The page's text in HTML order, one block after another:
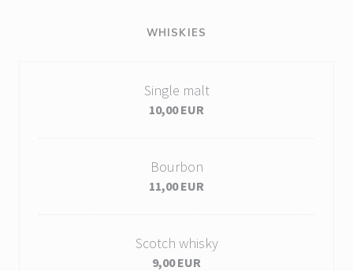
WHISKIES
Single malt
10,00 EUR
Bourbon
11,00 EUR
Scotch whisky
9,00 EUR